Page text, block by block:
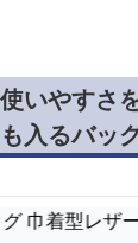
いやすさ
入るバッ